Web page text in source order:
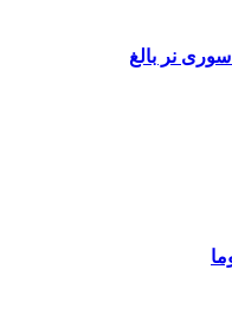
نر بالغ